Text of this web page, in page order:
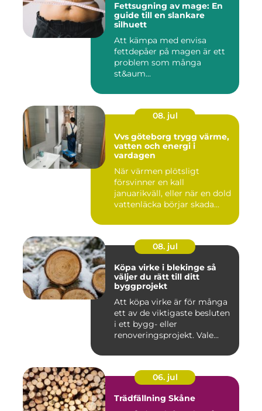
Fettsugning av mage: En
guide till en slankare
silhuett
Att kämpa med envisa
fettdepåer på magen är ett
problem som många
st&aum...
08. jul
Vvs göteborg trygg värme,
vatten och energi i
vardagen
När värmen plötsligt
försvinner en kall
januarikväll, eller när en dold
vattenläcka börjar skada
08. jul
Köpa virke i blekinge så
väljer du rätt till ditt
byggprojekt
Att köpa virke är för många
ett av de viktigaste besluten
i ett bygg- eller
renoveringsprojekt. Vale...
06. jul
Trädfällning Skåne